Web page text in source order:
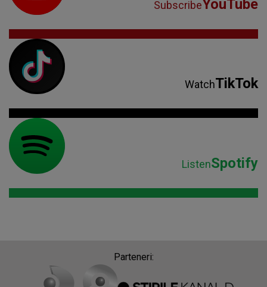
SubscribeYouTube
WatchTikTok
ListenSpotify
Parteneri: